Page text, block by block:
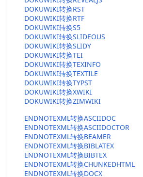
DOKUWIKI转换RST
DOKUWIKI转换RTF
DOKUWIKI转换S5
DOKUWIKI转换SLIDEOUS
DOKUWIKI转换SLIDY
DOKUWIKI转换TEI
DOKUWIKI转换TEXINFO
DOKUWIKI转换TEXTILE
DOKUWIKI转换TYPST
DOKUWIKI转换XWIKI
DOKUWIKI转换ZIMWIKI
ENDNOTEXML转换ASCIIDOC
ENDNOTEXML转换ASCIIDOCTOR
ENDNOTEXML转换BEAMER
ENDNOTEXML转换BIBLATEX
ENDNOTEXML转换BIBTEX
ENDNOTEXML转换CHUNKEDHTML
ENDNOTEXML转换DOCX